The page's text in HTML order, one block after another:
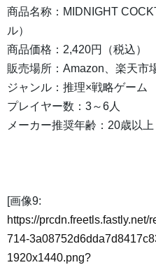
商品名称：MIDNIGHT
ル）
商品価格：2,420円（税込）
販売場所：Amazon、楽天市
ジャンル：推理×戦略ゲーム
プレイヤー数：3～6人
メーカー推奨年齢：20歳以上
[画像9:
https://
714-
1920x1440.png?